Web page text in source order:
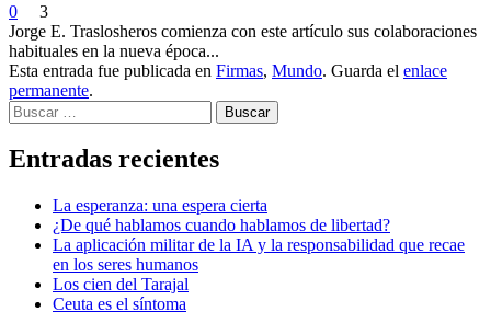
0
3
Jorge E. Traslosheros comienza con este artículo sus colaboraciones
habituales en la nueva época...
Esta entrada fue publicada en Firmas, Mundo. Guarda el enlace
permanente.
Buscar
Entradas recientes
La esperanza: una espera cierta
¿De qué hablamos cuando hablamos de libertad?
La aplicación militar de la IA y la responsabilidad que recae
en los seres humanos
Los cien del Tarajal
Ceuta es el síntoma